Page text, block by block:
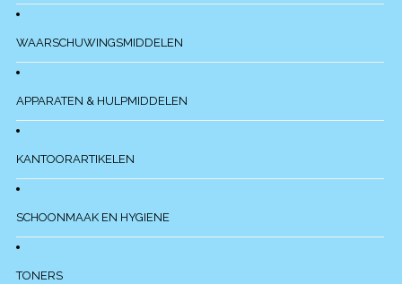
WAARSCHUWINGSMIDDELEN
APPARATEN & HULPMIDDELEN
KANTOORARTIKELEN
SCHOONMAAK EN HYGIENE
TONERS